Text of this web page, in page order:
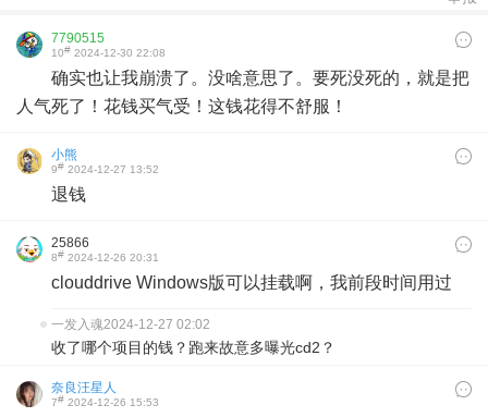
7790515
10# 2024-12-30 22:08
确实也让我崩溃了。没啥意思了。要死没死的，就是把
人气死了！花钱买气受！这钱花得不舒服！
小熊
9# 2024-12-27 13:52
退钱
25866
8# 2024-12-26 20:31
clouddrive Windows版可以挂载啊，我前段时间用过
一发入魂2024-12-27 02:02
收了哪个项目的钱？跑来故意多曝光cd2？
奈良汪星人
7# 2024-12-26 15:53